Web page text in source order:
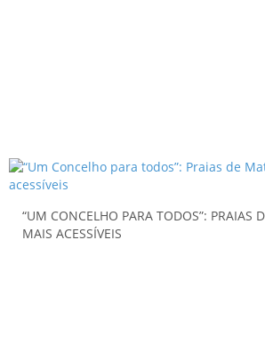
“UM CONCELHO PARA TODOS”: PRAIAS
MAIS ACESSÍVEIS